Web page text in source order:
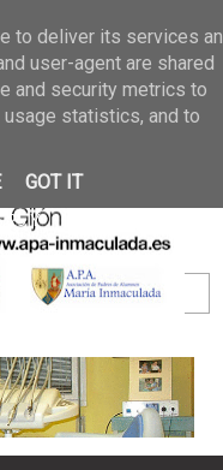
FOTOS
GALERIA
20 may
28 abr
25 Y
to deliver its services
user-agent are shared
and security metrics to
statistics, and to
GOT IT